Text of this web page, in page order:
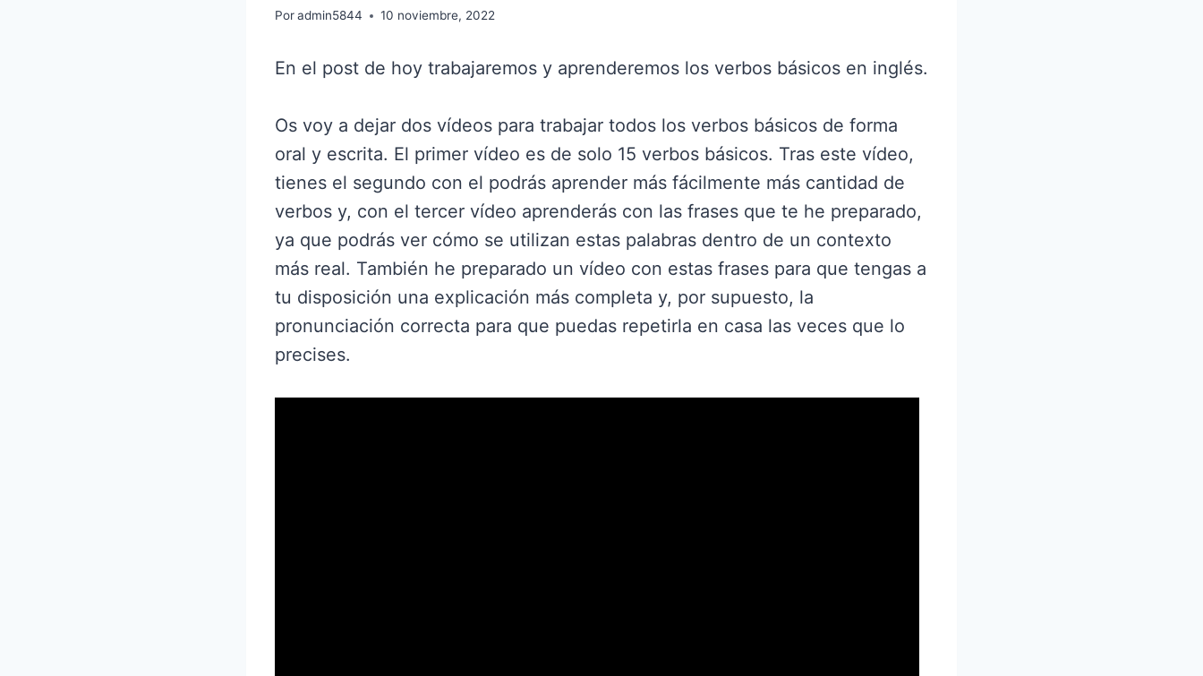
Poradmin5844 10 noviembre, 2022
En el post de hoy trabajaremos y aprenderemos los verbos básicos en inglés.
Os voy a dejar dos vídeos para trabajar todos los verbos básicos de forma
oral y escrita. El primer vídeo es de solo 15 verbos básicos. Tras este vídeo,
tienes el segundo con el podrás aprender más fácilmente más cantidad de
verbos y, con el tercer vídeo aprenderás con las frases que te he preparado,
ya que podrás ver cómo se utilizan estas palabras dentro de un contexto
más real. También he preparado un vídeo con estas frases para que tengas a
tu disposición una explicación más completa y, por supuesto, la
pronunciación correcta para que puedas repetirla en casa las veces que lo
precises.